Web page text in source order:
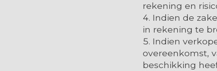
rekening en
Indien de
in rekening te
Indien
overeenkomst,
beschikking